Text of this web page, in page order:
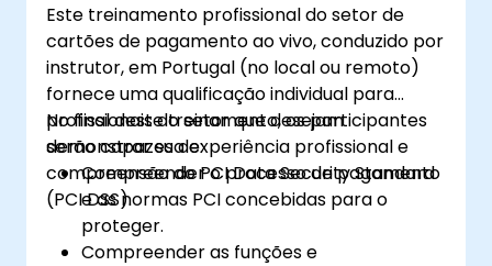
Este treinamento profissional do setor de
cartões de pagamento ao vivo, conduzido por
instrutor, em Portugal (no local ou remoto)
fornece uma qualificação individual para
profissionais do setor que desejam
demonstrar sua experiência profissional e
compreensão do PCI Data Security Standard
(PCI DSS).
No final deste treinamento, os participantes
serão capazes de:
Compreender o processo de pagamento
e as normas PCI concebidas para o
proteger.
Compreender as funções e